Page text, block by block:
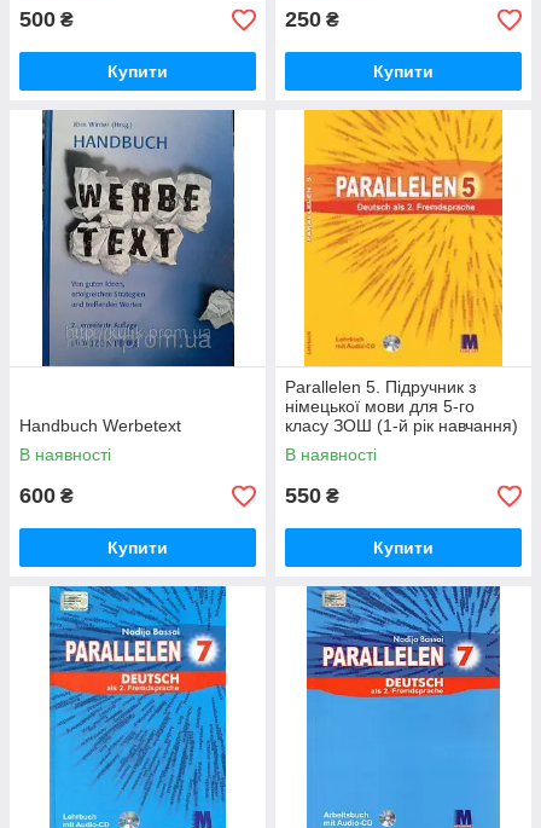
500 ₴
Купити
250 ₴
Купити
Handbuch Werbetext
В наявності
600 ₴
Купити
Parallelen 5. Підручник з
німецької мови для 5-го
класу ЗОШ (1-й рік навчання)
+ CD
В наявності
550 ₴
Купити